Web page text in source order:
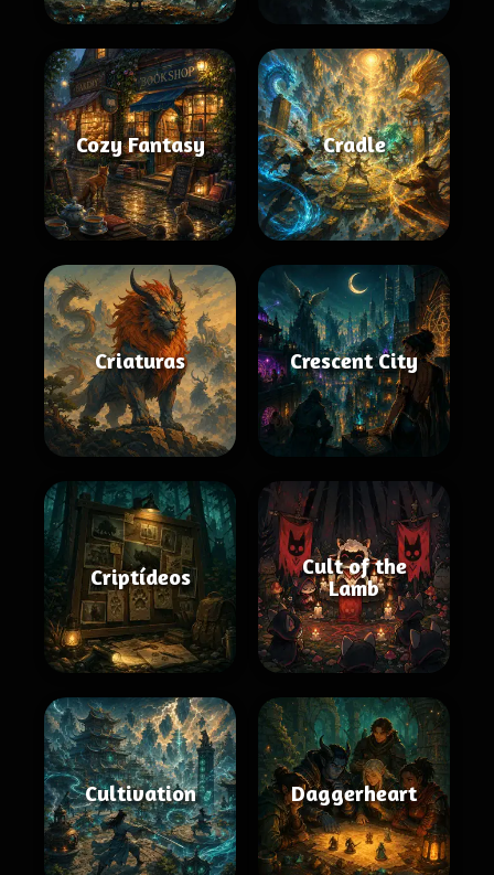
Cozy Fantasy Cradle
Criaturas Crescent City
Criptídeos
Cult of the
Lamb
Cultivation Daggerheart